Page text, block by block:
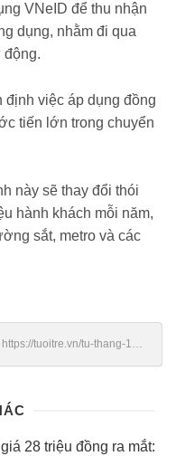
VNeID để thu nhận
dụng, nhằm đi qua
động.
việc áp dụng đồng
tiến lớn trong chuyển
này sẽ thay đổi thói
hành khách mỗi năm,
sắt, metro và các
https://tuoitre.vn/tu-thang-12-
28 triệu đồng ra mắt: